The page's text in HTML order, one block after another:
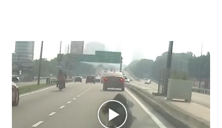
hiburan di kawasan berkenaan. Seorang mangsa disahkan
meninggal dunia di lokasi kejadian akibat terkena tembakan,
manakala seorang lagi mangsa mengalami kecederaan.
Turut dipercayai terdapat seorang lagi individu cedera
namun identitinya masih belum dikenal pasti selepas dibawa
keluar dari lokasi oleh kenalannya. Polis kini sedang giat